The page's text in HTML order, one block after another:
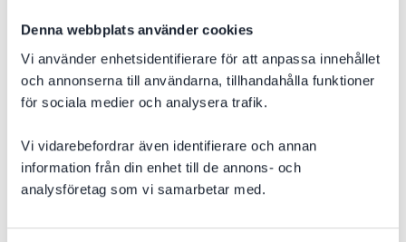
Denna webbplats använder cookies
Vi använder enhetsidentifierare för att anpassa innehållet
och annonserna till användarna, tillhandahålla funktioner
för sociala medier och analysera trafik.
Vi vidarebefordrar även identifierare och annan
information från din enhet till de annons- och
analysföretag som vi samarbetar med.
När system inte hänger ihop uppstår ofta manuella
arbetsmoment, dubbelarbete och onödig administration.
DevCore hjälper företag att skapa modernare, effektivare
och mer sammanhållna lösningar med Microsoft 365,
Azure, AI och Power Platform.
Microsoft 365 Azure .NET Utveckling
Systemutveckling